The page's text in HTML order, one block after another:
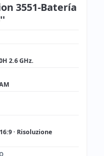
3551-Batería
2.6 GHz.
· Risoluzione